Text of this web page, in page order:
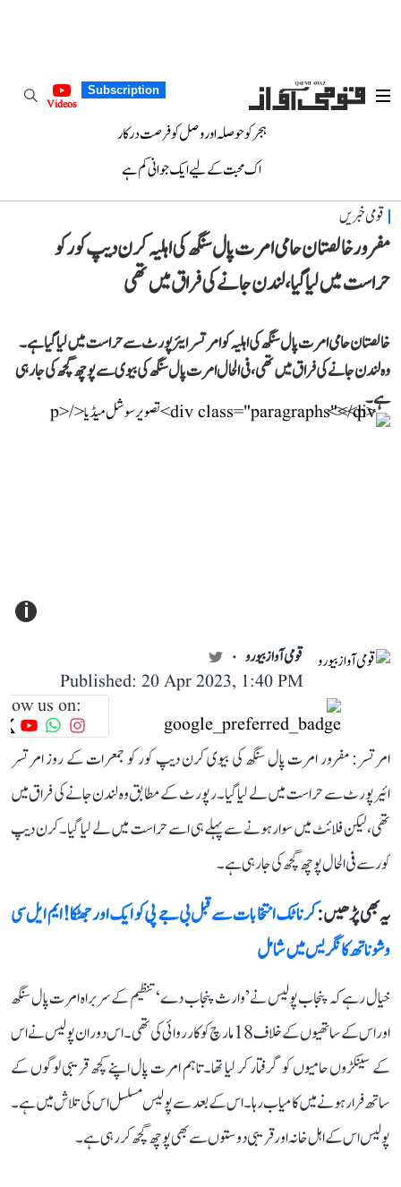
Subscription
Videos
ہجر کو حوصلہ اور وصل کو فرصت درکار
اک محبت کے لیے ایک جوانی کم ہے
قومی خبریں
مفرور خالصتان حامی امرت پال سنگھ کی اہلیہ کرن دیپ کور کو
حراست میں لیا گیا، لندن جانے کی فراق میں تھی
خالصتان حامی امرت پال سنگھ کی اہلیہ کو امرتسر ایئرپورٹ سے حراست میں لیا گیا ہے۔
وہ لندن جانے کی فراق میں تھی، فی الحال امرت پال سنگھ کی بیوی سے پوچھ گچھ کی جا رہی
ہے۔
i
قومی آواز بیورو
Published: 20 Apr 2023, 1:40 PM
us on:
امرتسر: مفرور امرت پال سنگھ کی بیوی کرن دیپ کور کو جمعرات کے روز امرتسر
ائیرپورٹ سے حراست میں لے لیا گیا۔ رپورٹ کے مطابق وہ لندن جانے کی فراق میں
تھی، لیکن فلائٹ میں سوار ہونے سے پہلے ہی اسے حراست میں لے لیا گیا۔ کرن دیپ
کور سے فی الحال پوچھ گچھ کی جا رہی ہے۔
یہ بھی پڑھیں :کرناٹک انتخابات سے قبل بی جے پی کو ایک اور جھٹکا! ایم ایل سی
وشوناتھ کانگریس میں شامل
خیال رہے کہ پنجاب پولیس نے ’وارث پنجاب دے‘ تنظیم کے سربراہ امرت پال سنگھ
اور اس کے ساتھیوں کے خلاف 18 مارچ کو کارروائی کی تھی۔ اس دوران پولیس نے اس
کے سینکڑوں حامیوں کو گرفتار کر لیا تھا۔ تاہم امرت پال اپنے کچھ قریبی لوگوں کے
ساتھ فرار ہونے میں کامیاب رہا۔ اس کے بعد سے پولیس مسلسل اس کی تلاش میں ہے۔
پولیس اس کے اہل خانہ اور قریبی دوستوں سے بھی پوچھ گچھ کر رہی ہے۔